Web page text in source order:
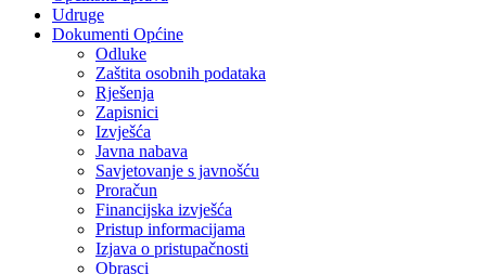
Udruge
Dokumenti Općine
Odluke
Zaštita osobnih podataka
Rješenja
Zapisnici
Izvješća
Javna nabava
Savjetovanje s javnošću
Proračun
Financijska izvješća
Pristup informacijama
Izjava o pristupačnosti
Obrasci